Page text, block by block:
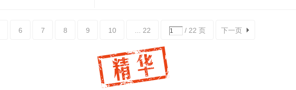
6 7 8 9 10 ... 22 / 22 页 下一页